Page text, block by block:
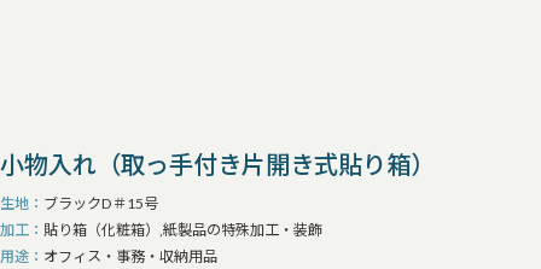
小物入れ（取っ手付き片開き式貼り箱）
生地
ブラックD＃15号
加工
貼り箱（化粧箱）,紙製品の特殊加工・装飾
用途
オフィス・事務・収納用品